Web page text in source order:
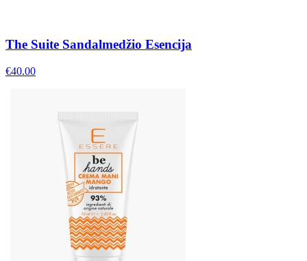
The Suite Sandalmedžio Esencija
€40.00